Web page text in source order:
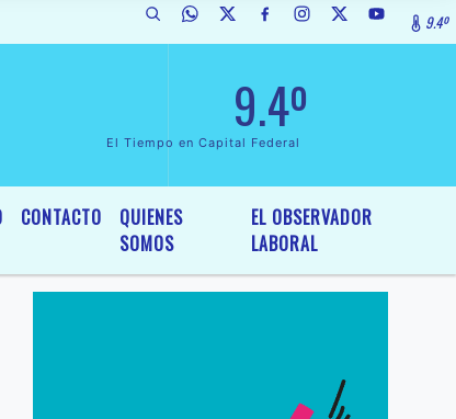
y Legislativo, por Ordenanza Nº 6236/19 del HCD de9.4º
9.4º
El Tiempo en Capital Federal
CONTACTO
QUIENES
SOMOS
EL OBSERVADOR
LABORAL